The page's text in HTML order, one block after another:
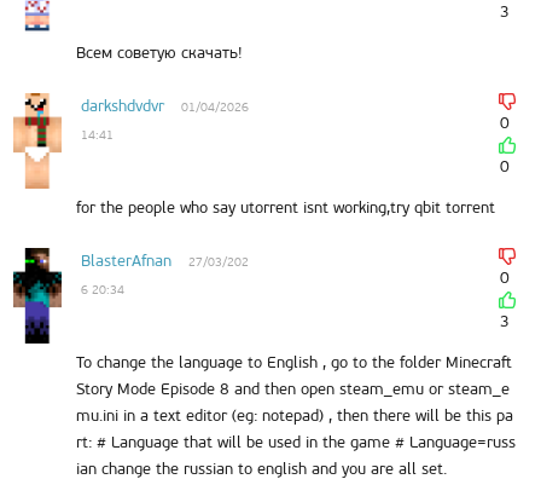
3
Всем советую скачать!
darkshdvdvr
01/04/2026
14:41
0
0
for the people who say utorrent isnt working,try qbit torrent
BlasterAfnan
27/03/202
6 20:34
0
3
To change the language to English , go to the folder Minecraft
Story Mode Episode 8 and then open steam_emu or steam_e
mu.ini in a text editor (eg: notepad) , then there will be this pa
rt: # Language that will be used in the game # Language=russ
ian change the russian to english and you are all set.